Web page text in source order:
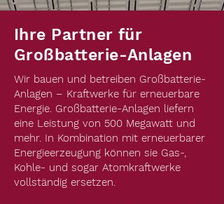
Ihre Partner für
Großbatterie-Anlagen
Wir bauen und betreiben Großbatterie-
Anlagen – Kraftwerke für erneuerbare
Energie. Großbatterie-Anlagen liefern
eine Leistung von 500 Megawatt und
mehr. In Kombination mit erneuerbarer
Energieerzeugung können sie Gas-,
Kohle- und sogar Atomkraftwerke
vollständig ersetzen.